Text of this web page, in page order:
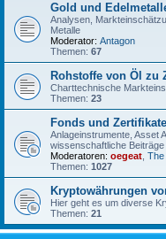
Gold und
Analysen,
Metalle
Moderator: Antagon
Themen: 67
Rohstoffe von Öl zu
Charttechnische
Themen: 23
Fonds und Zertifikate
Anlageinstrumente, Asset
wissenschaftliche Beiträge
Moderatoren: oegeat The
Themen: 1027
Kryptowährungen
Hier geht es um diverse
Themen: 21